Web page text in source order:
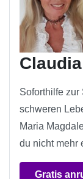
Soforthilfe zur
schweren
Maria
du nicht mehr
Gratis